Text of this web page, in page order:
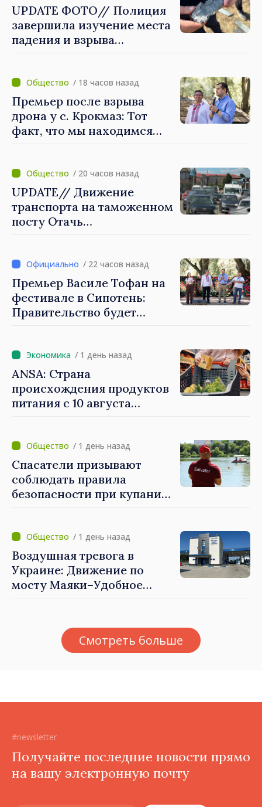
UPDATE ФОТО// Полиция
завершила изучение места
падения и взрыва
"ракета-дрон"/ 18 часов назад
Премьер после взрыва
дрона у с. Крокмаз: Тот
факт, что мы находимся
/ 20 часов назад
UPDATE// Движение
транспорта на таможенном
посту Отачь
/ 22 часов назад
Премьер Василе Тофан на
фестивале в Сипотень:
Правительство будет
общины и всех молдаван
/ 1 день назад
ANSA: Страна
происхождения продуктов
питания с 10 августа
магазинах/ 1 день назад
Спасатели призывают
соблюдать правила
безопасности при купании
/ 1 день назад
Воздушная тревога в
Украине: Движение по
мосту Маяки–Удобное
Смотреть больше
#newsletter
Получайте последние новости прямо
на вашу электронную почту